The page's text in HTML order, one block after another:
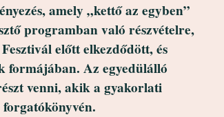
amely „kettő az egyben”
programban való részvételre,
előtt elkezdődött, és
formájában. Az egyedülálló
venni, akik a gyakorlati